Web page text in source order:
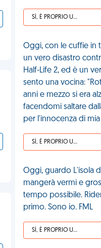
SÌ, È PROPRIO UNA VDM!
Oggi, con le cuffie in
un vero disastro
Half-Life 2, ed è un
sento una vocina:
anni e mezzo si era
facendomi saltare
per l'innocenza di mia
SÌ, È PROPRIO UNA VDM!
Oggi, guardo L'isola
mangerà vermi e
tempo possibile.
primo. Sono io. FML
SÌ, È PROPRIO UNA VDM!